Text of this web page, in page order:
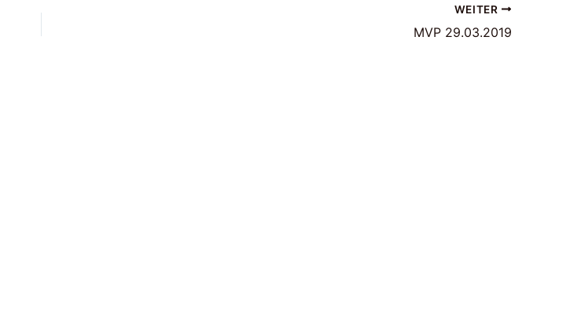
WEITER
MVP 29.03.2019